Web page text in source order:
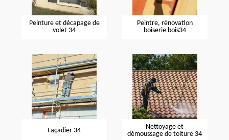
Peinture et décapage de
volet 34
Peintre, rénovation
boiserie bois34
Façadier 34
Nettoyage et
démoussage de toiture 34